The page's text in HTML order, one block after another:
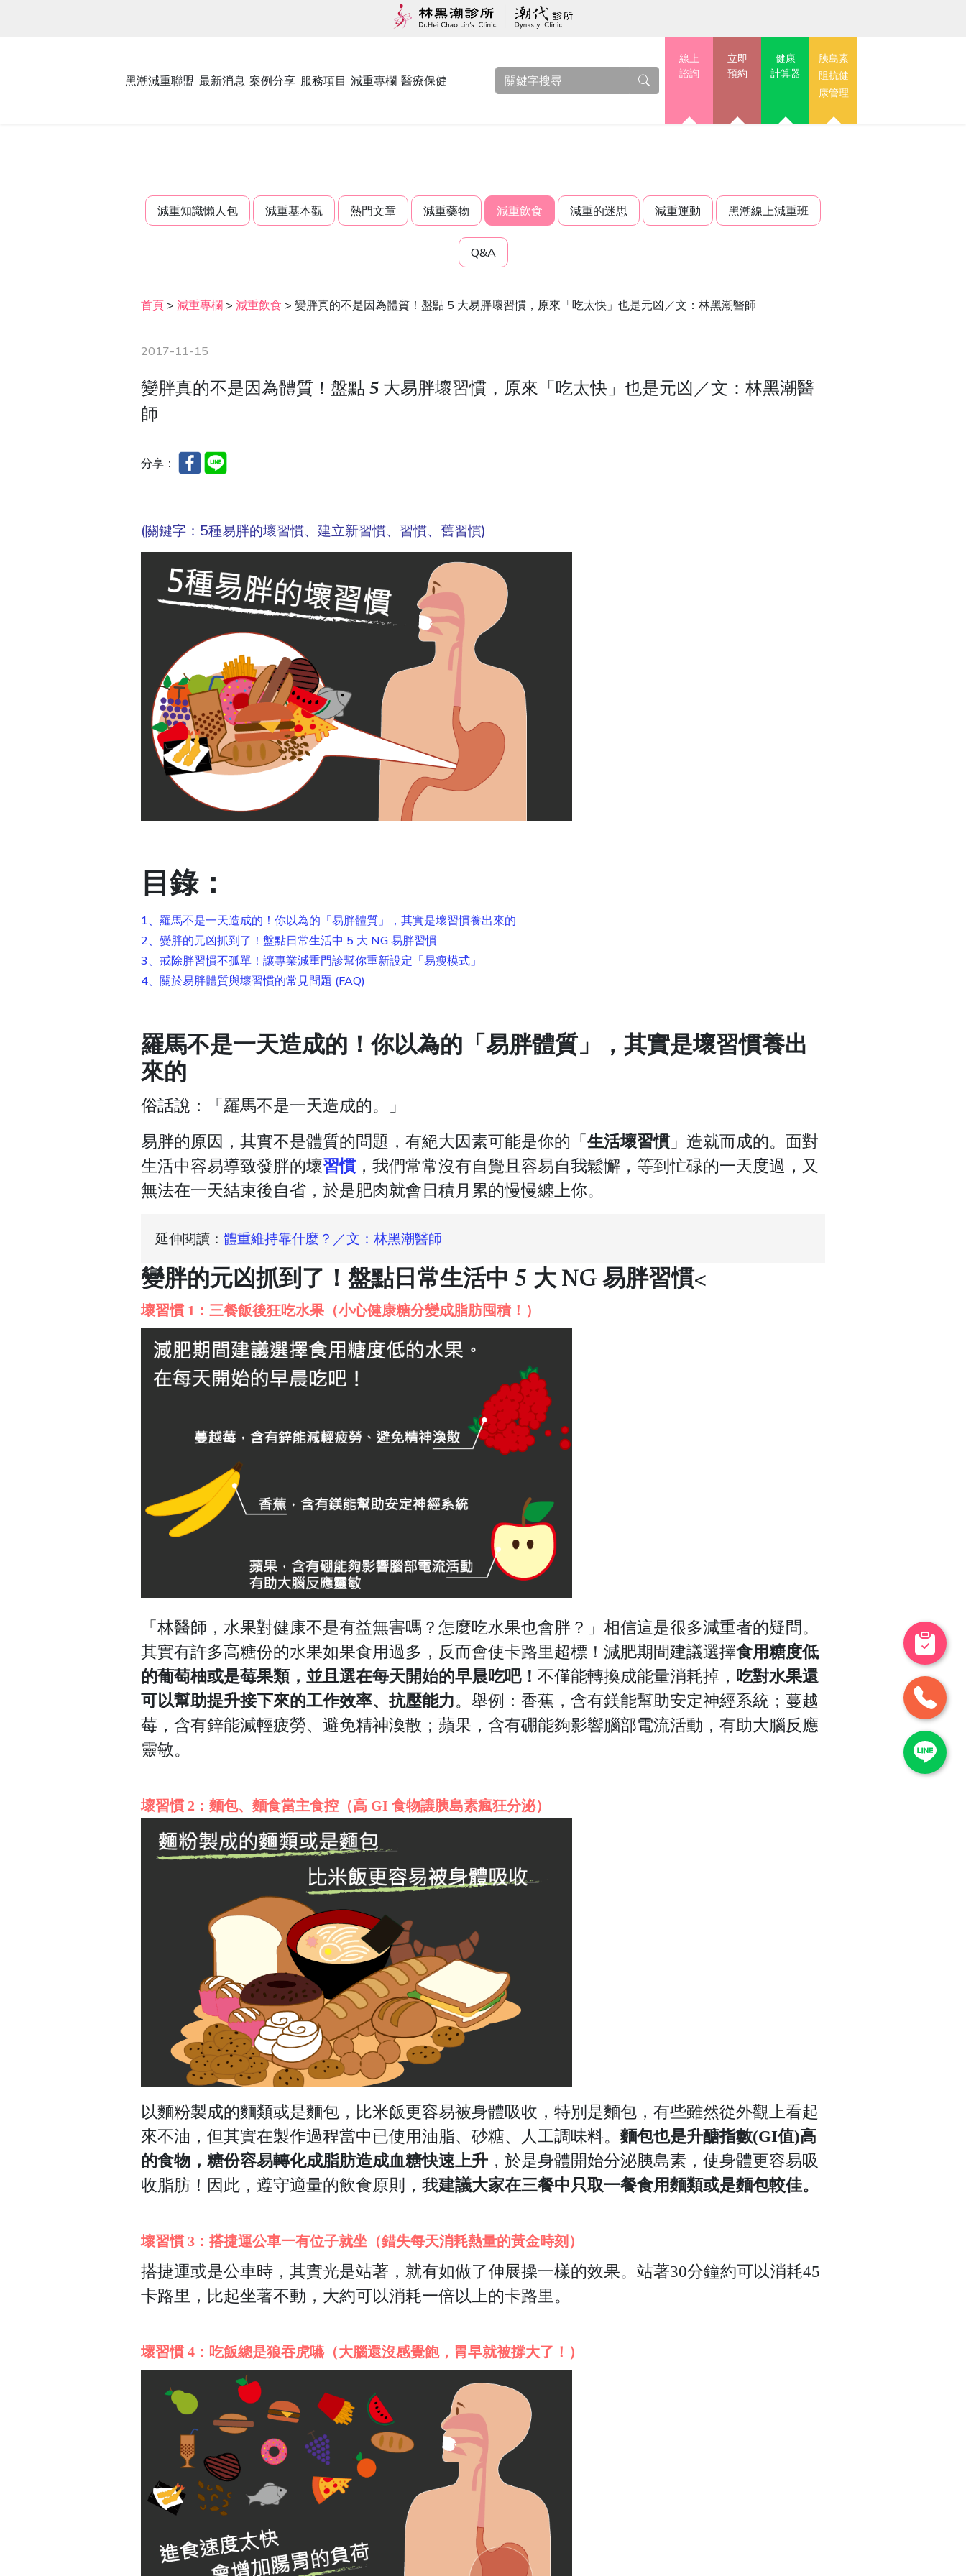
黑潮減重聯盟 最新消息 案例分享 服務項目 減重專欄 醫療保健
線上
諮詢
立即
預約
健康
計算器
胰島素
阻抗健
康管理
減重知識懶人包 減重基本觀 熱門文章 減重藥物 減重飲食 減重的迷思 減重運動 黑潮線上減重班
Q&A
首頁 >減重專欄 >減重飲食 >變胖真的不是因為體質！盤點 5 大易胖壞習慣，原來「吃太快」也是元凶／文：林黑潮醫師
2017-11-15
變胖真的不是因為體質！盤點 5 大易胖壞習慣，原來「吃太快」也是元凶／文：林黑潮醫
師
分享：
(關鍵字：5種易胖的壞習慣、建立新習慣、習慣、舊習慣)
目錄：
1、羅馬不是一天造成的！你以為的「易胖體質」，其實是壞習慣養出來的
2、變胖的元凶抓到了！盤點日常生活中 5 大 NG 易胖習慣
3、戒除胖習慣不孤單！讓專業減重門診幫你重新設定「易瘦模式」
4、關於易胖體質與壞習慣的常見問題 (FAQ)
羅馬不是一天造成的！你以為的「易胖體質」，其實是壞習慣養出
來的
俗話說：「羅馬不是一天造成的。」
易胖的原因，其實不是體質的問題，有絕大因素可能是你的「生活壞習慣」造就而成的。面對
生活中容易導致發胖的壞習慣，我們常常沒有自覺且容易自我鬆懈， 等到忙碌的一天度過，又
無法在一天結束後自省，於是肥肉就會日積月累的慢慢纏上你。
延伸閱讀：體重維持靠什麼？／文：林黑潮醫師
變胖的元凶抓到了！盤點日常生活中 5 大 NG 易胖習慣<
壞習慣 1：三餐飯後狂吃水果（小心健康糖分變成脂肪囤積！）
「林醫師，水果對健康不是有益無害嗎？怎麼吃水果也會胖？」相信這是很多減重者的疑問。
其實有許多高糖份的水果如果食用過多，反而會使卡路里超標！減肥期間建議選擇食用糖度低
的葡萄柚或是莓果類，並且選在每天開始的早晨吃吧！不僅能轉換成能量消耗掉， 吃對水果還
可以幫助提升接下來的工作效率、抗壓能力。舉例：香蕉，含有鎂能幫助安定神經系統；蔓越
莓，含有鋅能減輕疲勞、避免精神渙散；蘋果，含有硼能夠影響腦部電流活動，有助大腦反應
靈敏。
壞習慣 2：麵包、麵食當主食控（高 GI 食物讓胰島素瘋狂分泌）
以麵粉製成的麵類或是麵包，比米飯更容易被身體吸收，特別是麵包，有些雖然從外觀上看起
來不油，但其實在製作過程當中已使用油脂、砂糖、人工調味料。麵包也是升醣指數(GI值)高
的食物，糖份容易轉化成脂肪造成血糖快速上升 ，於是身體開始分泌胰島素，使身體更容易吸
收脂肪！ 因此，遵守適量的飲食原則，我建議大家在三餐中只取一餐食用麵類或是麵包較佳。
壞習慣 3：搭捷運公車一有位子就坐（錯失每天消耗熱量的黃金時刻）
搭捷運或是公車時，其實光是站著， 就有如做了伸展操一樣的效果。站著30分鐘約可以消耗45
卡路里， 比起坐著不動，大約可以消耗一倍以上的卡路里。
壞習慣 4：吃飯總是狼吞虎嚥（大腦還沒感覺飽，胃早就被撐大了！）